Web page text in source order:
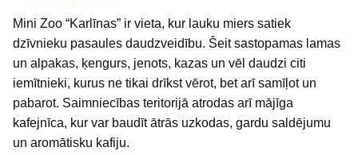
Mini Zoo “Karlīnas” ir vieta, kur lauku miers satiek
dzīvnieku pasaules daudzveidību. Šeit sastopamas lamas
un alpakas, ķengurs, jenots, kazas un vēl daudzi citi
iemītnieki, kurus ne tikai drīkst vērot, bet arī samīļot un
pabarot. Saimniecības teritorijā atrodas arī mājīga
kafejnīca, kur var baudīt ātrās uzkodas, gardu saldējumu
un aromātisku kafiju.